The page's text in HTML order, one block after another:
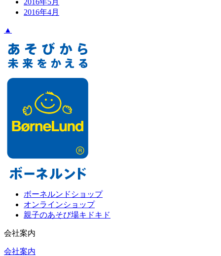
2016年4月
▲
ボーネルンドショップ
オンラインショップ
親子のあそび場キドキド
会社案内
会社案内